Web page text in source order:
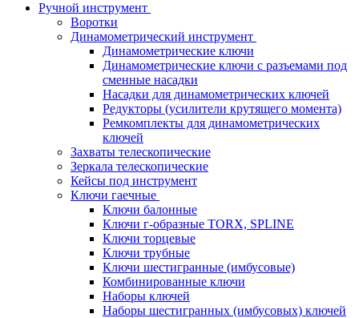
Ручной инструмент
Воротки
Динамометрический инструмент
Динамометрические ключи
Динамометрические ключи с разъемами под
сменные насадки
Насадки для динамометрических ключей
Редукторы (усилители крутящего момента)
Ремкомплекты для динамометрических
ключей
Захваты телескопические
Зеркала телескопические
Кейсы под инструмент
Ключи гаечные
Ключи балонные
Ключи г-образные TORX, SPLINE
Ключи торцевые
Ключи трубные
Ключи шестигранные (имбусовые)
Комбинированные ключи
Наборы ключей
Наборы шестигранных (имбусовых) ключей